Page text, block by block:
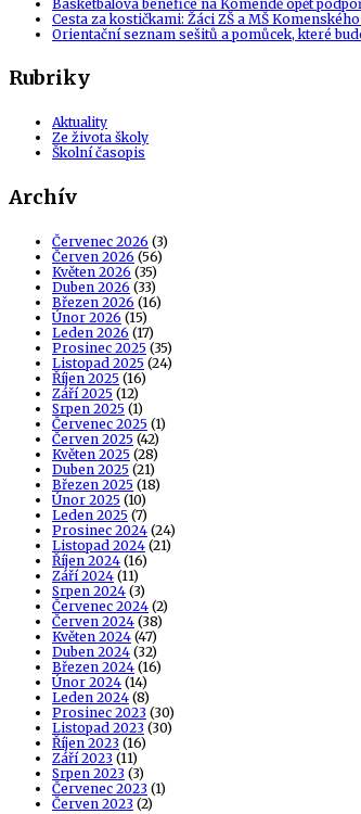
Basketbalová benefice na Komendě opět
Cesta za kostičkami: Žáci ZŠ a MŠ
Orientační seznam sešitů a pomůcek, které
Rubriky
Aktuality
Ze života školy
Školní časopis
Archív
Červenec 2026 (3)
Červen 2026 (56)
Květen 2026 (35)
Duben 2026 (33)
Březen 2026 (16)
Únor 2026 (15)
Leden 2026 (17)
Prosinec 2025 (35)
Listopad 2025 (24)
Říjen 2025 (16)
Září 2025 (12)
Srpen 2025 (1)
Červenec 2025 (1)
Červen 2025 (42)
Květen 2025 (28)
Duben 2025 (21)
Březen 2025 (18)
Únor 2025 (10)
Leden 2025 (7)
Prosinec 2024 (24)
Listopad 2024 (21)
Říjen 2024 (16)
Září 2024 (11)
Srpen 2024 (3)
Červenec 2024 (2)
Červen 2024 (38)
Květen 2024 (47)
Duben 2024 (32)
Březen 2024 (16)
Únor 2024 (14)
Leden 2024 (8)
Prosinec 2023 (30)
Listopad 2023 (30)
Říjen 2023 (16)
Září 2023 (11)
Srpen 2023 (3)
Červenec 2023 (1)
Červen 2023 (2)